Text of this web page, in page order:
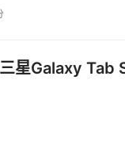
星Galaxy Tab